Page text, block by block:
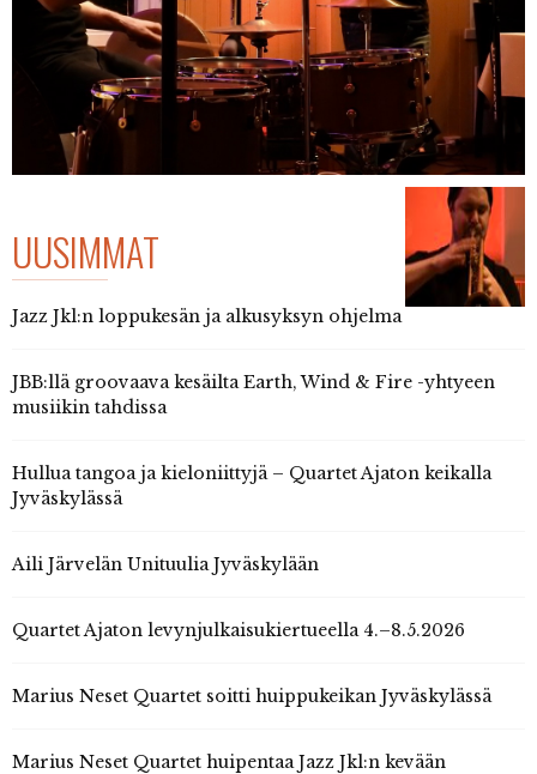
UUSIMMAT
Jazz Jkl:n loppukesän ja alkusyksyn ohjelma
JBB:llä groovaava kesäilta Earth, Wind & Fire -yhtyeen
musiikin tahdissa
Hullua tangoa ja kieloniittyjä – Quartet Ajaton keikalla
Jyväskylässä
Aili Järvelän Unituulia Jyväskylään
Quartet Ajaton levynjulkaisukiertueella 4.–8.5.2026
Marius Neset Quartet soitti huippukeikan Jyväskylässä
Marius Neset Quartet huipentaa Jazz Jkl:n kevään